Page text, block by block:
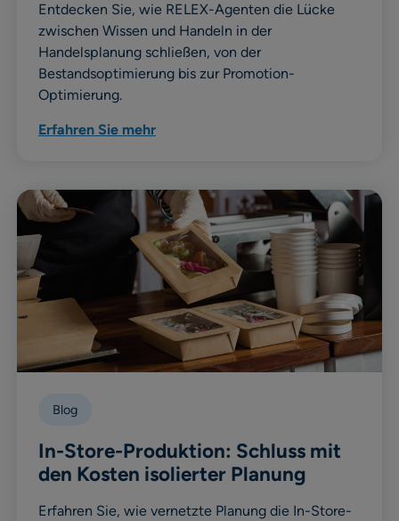
Entdecken Sie, wie RELEX-Agenten die Lücke
zwischen Wissen und Handeln in der
Handelsplanung schließen, von der
Bestandsoptimierung bis zur Promotion-
Optimierung.
Erfahren Sie mehr
Blog
In-Store-Produktion: Schluss mit
den Kosten isolierter Planung
Erfahren Sie, wie vernetzte Planung die In-Store-